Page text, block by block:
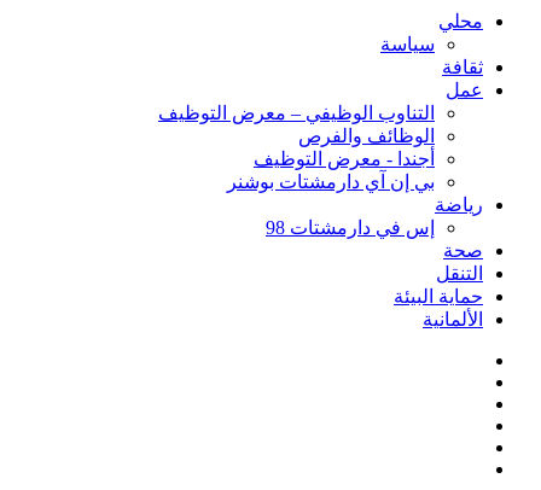
محلي
سياسة
ثقافة
عمل
التناوب الوظيفي – معرض التوظيف
الوظائف والفرص
أجندا - معرض التوظيف
بي إن آي دارمشتات بوشنر
رياضة
إس في دارمشتات 98
صحة
التنقل
حماية البيئة
الألمانية